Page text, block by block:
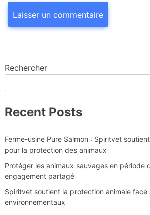
Rechercher
Recent Posts
Ferme-usine Pure Salmon : Spiritvet
pour la protection des animaux
Protéger les animaux sauvages en période
engagement partagé
Spiritvet soutient la protection animale face
environnementaux